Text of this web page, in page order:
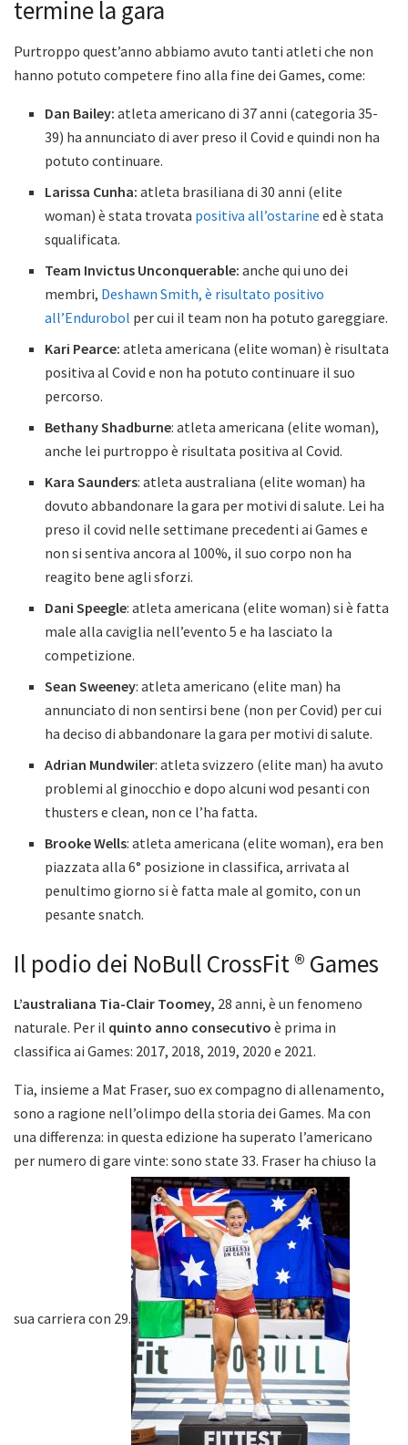
termine la gara
Purtroppo quest’anno abbiamo avuto tanti atleti che non
hanno potuto competere fino alla fine dei Games, come:
Dan Bailey: atleta americano di 37 anni (categoria 35-
39) ha annunciato di aver preso il Covid e quindi non ha
potuto continuare.
Larissa Cunha: atleta brasiliana di 30 anni (elite
woman) è stata trovata positiva all’ostarine ed è stata
squalificata.
Team Invictus Unconquerable: anche qui uno dei
membri, Deshawn Smith, è risultato positivo
all’Endurobol per cui il team non ha potuto gareggiare.
Kari Pearce: atleta americana (elite woman) è risultata
positiva al Covid e non ha potuto continuare il suo
percorso.
Bethany Shadburne: atleta americana (elite woman),
anche lei purtroppo è risultata positiva al Covid.
Kara Saunders: atleta australiana (elite woman) ha
dovuto abbandonare la gara per motivi di salute. Lei ha
preso il covid nelle settimane precedenti ai Games e
non si sentiva ancora al 100%, il suo corpo non ha
reagito bene agli sforzi.
Dani Speegle: atleta americana (elite woman) si è fatta
male alla caviglia nell’evento 5 e ha lasciato la
competizione.
Sean Sweeney: atleta americano (elite man) ha
annunciato di non sentirsi bene (non per Covid) per cui
ha deciso di abbandonare la gara per motivi di salute.
Adrian Mundwiler: atleta svizzero (elite man) ha avuto
problemi al ginocchio e dopo alcuni wod pesanti con
thusters e clean, non ce l’ha fatta.
Brooke Wells: atleta americana (elite woman), era ben
piazzata alla 6° posizione in classifica, arrivata al
penultimo giorno si è fatta male al gomito, con un
pesante snatch.
Il podio dei NoBull CrossFit ® Games
L’australiana Tia-Clair Toomey, 28 anni, è un fenomeno
naturale. Per il quinto anno consecutivo è prima in
classifica ai Games: 2017, 2018, 2019, 2020 e 2021.
Tia, insieme a Mat Fraser, suo ex compagno di allenamento,
sono a ragione nell’olimpo della storia dei Games. Ma con
una differenza: in questa edizione ha superato l’americano
per numero di gare vinte: sono state 33. Fraser ha chiuso la
sua carriera con 29.